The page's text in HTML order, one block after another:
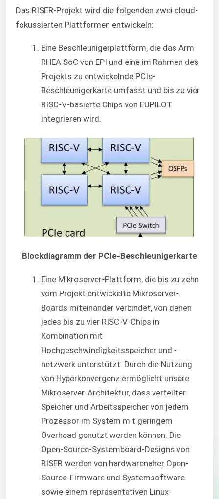
Das RISER-Projekt wird die folgenden zwei cloud-
fokussierten Plattformen entwickeln:
Eine Beschleunigerplattform, die das Arm
RHEA SoC von EPI und eine im Rahmen des
Projekts zu entwickelnde PCIe-
Beschleunigerkarte umfasst und bis zu vier
RISC-V-basierte Chips von EUPILOT
integrieren wird.
Blockdiagramm der PCIe-Beschleunigerkarte
Eine Mikroserver-Plattform, die bis zu zehn
vom Projekt entwickelte Mikroserver-
Boards miteinander verbindet, von denen
jedes bis zu vier RISC-V-Chips in
Kombination mit
Hochgeschwindigkeitsspeicher und -
netzwerk unterstützt. Durch die Nutzung
von Hyperkonvergenz ermöglicht unsere
Mikroserver-Architektur, dass verteilter
Speicher und Arbeitsspeicher von jedem
Prozessor im System mit geringem
Overhead genutzt werden können. Die
Open-Source-Systemboard-Designs von
RISER werden von hardwarenaher Open-
Source-Firmware und Systemsoftware
sowie einem repräsentativen Linux-